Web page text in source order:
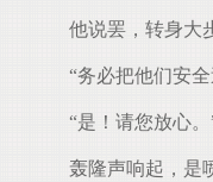
他说罢，转身大
“务必把他们安全
“是！请您放心。
轰隆声响起，是